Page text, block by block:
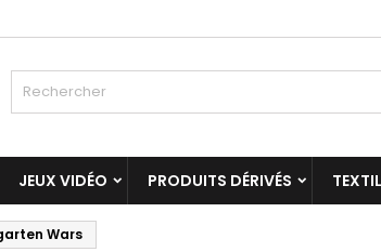
JEUX VIDÉO PRODUITS DÉRIVÉS
Wars